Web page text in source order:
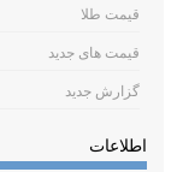
قیمت طلا
قیمت های جدید
گزارش جدید
اطلاعات